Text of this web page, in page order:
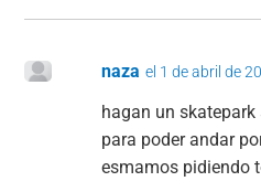
naza el 1 de abril de
hagan un
para poder andar
esmamos pidiendo